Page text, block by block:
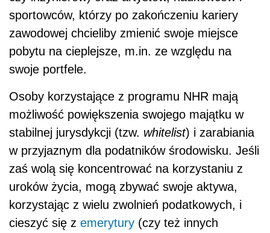
sportowców, którzy po zakończeniu kariery
zawodowej chcieliby zmienić swoje miejsce
pobytu na cieplejsze, m.in. ze względu na
swoje portfele.
Osoby korzystające z programu NHR mają
możliwość powiększenia swojego majątku w
stabilnej jurysdykcji (tzw. whitelist) i zarabiania
w przyjaznym dla podatników środowisku. Jeśli
zaś wolą się koncentrować na korzystaniu z
uroków życia, mogą zbywać swoje aktywa,
korzystając z wielu zwolnień podatkowych, i
cieszyć się z emerytury (czy też innych